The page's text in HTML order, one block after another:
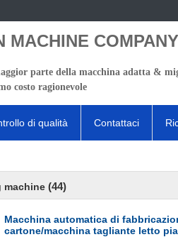
MACHINE COMPANY
parte della macchina adatta &
costo ragionevole
di qualità Contattaci
machine (44)
Macchina automatica di
cartone/macchina tagliante letto